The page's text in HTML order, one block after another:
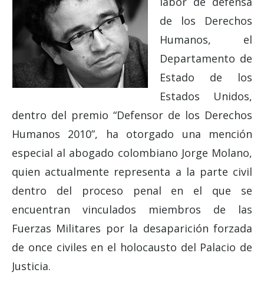
de los Derechos
Humanos, el
Departamento de
Estado de los
Estados Unidos,
dentro del premio “Defensor de los Derechos
Humanos 2010”, ha otorgado una mención
especial al abogado colombiano Jorge Molano,
quien actualmente representa a la parte civil
dentro del proceso penal en el que se
encuentran vinculados miembros de las
Fuerzas Militares por la desaparición forzada
de once civiles en el holocausto del Palacio de
Justicia.